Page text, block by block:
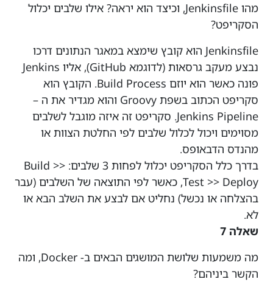
מהו Jenkinsfile, וכיצד הוא יראה? אילו שלבים יכלול
הסקריפט?
Jenkinsfile הוא קובץ שימצא במאגר הנתונים דרכו
נבצע מעקב גרסאות (לדוגמא GitHub), אליו Jenkins
פונה כאשר הוא יוזם Build Process. הקובץ הוא
סקריפט הכתוב בשפת Groovy והוא מגדיר את ה –
Jenkins Pipeline. סקריפט זה איזה מוגבל לשלבים
מסוימים ויכול לכלול שלבים לפי החלטת הצוות או
מהנדס הדבאופס.
בדרך כלל הסקריפט יכלול לפחות 3 שלבים: Build >>
Test >> Deploy, כאשר לפי התוצאה של השלבים (עבר
בהצלחה או נכשל) נחליט אם לבצע את השלב הבא או
לא.
שאלה 7
מה משמעות שלושת המושגים הבאים ב- Docker, ומה
הקשר ביניהם?